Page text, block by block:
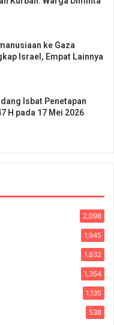
ke Gaza
Israel, Empat Lainnya
Isbat Penetapan
H pada 17 Mei 2026
2,098
1,945
1,832
1,354
1,135
538